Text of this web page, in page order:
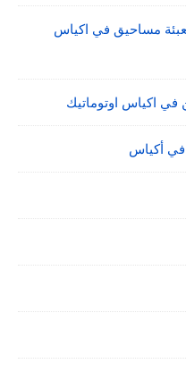
مساحيق في اكياس